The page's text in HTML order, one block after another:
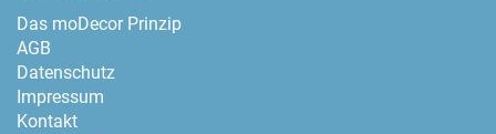
Das moDecor Prinzip
AGB
Datenschutz
Impressum
Kontakt